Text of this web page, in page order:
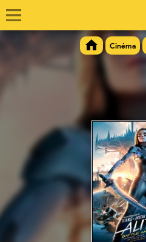
Cinéma